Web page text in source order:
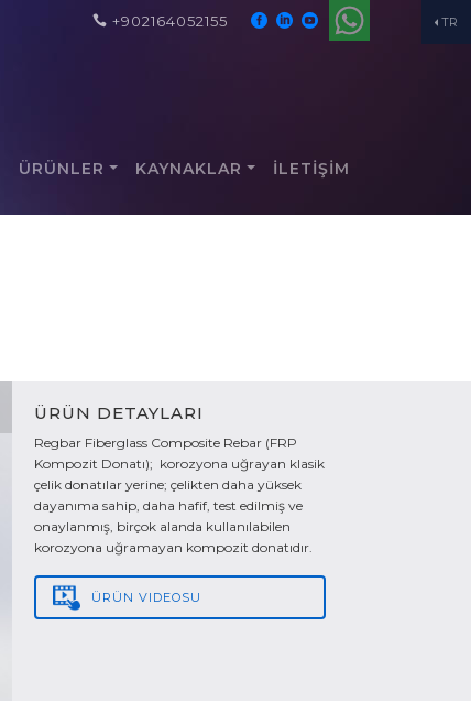
TR
+902164052155
ÜRÜNLER KAYNAKLAR İLETİŞİM
ÜRÜN DETAYLARI
Regbar Fiberglass Composite Rebar (FRP
Kompozit Donatı); korozyona uğrayan klasik
çelik donatılar yerine; çelikten daha yüksek
dayanıma sahip, daha hafif, test edilmiş ve
onaylanmış, birçok alanda kullanılabilen
korozyona uğramayan kompozit donatıdır.
ÜRÜN VIDEOSU